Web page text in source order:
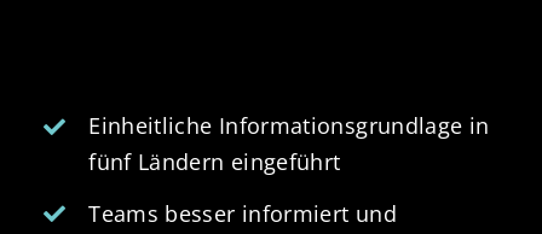
Einheitliche Informationsgrundlage in
fünf Ländern eingeführt
Teams besser informiert und